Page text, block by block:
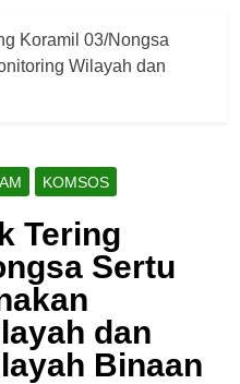
Koramil 03/Nongsa
Wilayah dan
KOMSOS
Tering
Sertu
dan
Binaan